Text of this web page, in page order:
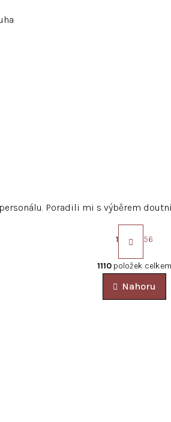
Poradili mi s výběrem
O
l
á
S
á
n
k
1 56
1110 položek celkem
Nahoru